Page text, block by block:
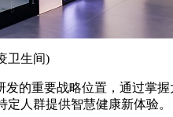
生间)
重要战略位置，通过掌
人群提供智慧健康新体验。